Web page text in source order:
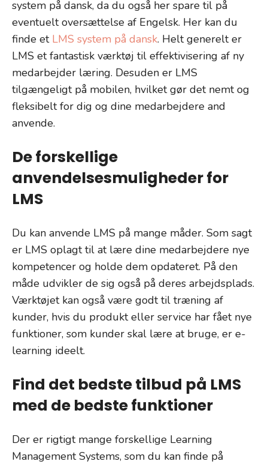
system på dansk, da du også her spare til på
eventuelt oversættelse af Engelsk. Her kan du
finde et LMS system på dansk. Helt generelt er
LMS et fantastisk værktøj til effektivisering af ny
medarbejder læring. Desuden er LMS
tilgængeligt på mobilen, hvilket gør det nemt og
fleksibelt for dig og dine medarbejdere and
anvende.
De forskellige
anvendelsesmuligheder for
LMS
Du kan anvende LMS på mange måder. Som sagt
er LMS oplagt til at lære dine medarbejdere nye
kompetencer og holde dem opdateret. På den
måde udvikler de sig også på deres arbejdsplads.
Værktøjet kan også være godt til træning af
kunder, hvis du produkt eller service har fået nye
funktioner, som kunder skal lære at bruge, er e-
learning ideelt.
Find det bedste tilbud på LMS
med de bedste funktioner
Der er rigtigt mange forskellige Learning
Management Systems, som du kan finde på